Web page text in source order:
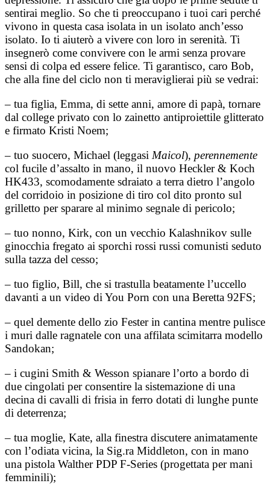
sentirai meglio. So che ti preoccupano i tuoi cari perché
vivono in questa casa isolata in un isolato anch’esso
isolato. Io ti aiuterò a vivere con loro in serenità. Ti
insegnerò come convivere con le armi senza provare
sensi di colpa ed essere felice. Ti garantisco, caro Bob,
che alla fine del ciclo non ti meraviglierai più se vedrai:
– tua figlia, Emma, di sette anni, amore di papà, tornare
dal college privato con lo zainetto antiproiettile glitterato
e firmato Kristi Noem;
– tuo suocero, Michael (leggasi Maicol), perennemente
col fucile d’assalto in mano, il nuovo Heckler & Koch
HK433, scomodamente sdraiato a terra dietro l’angolo
del corridoio in posizione di tiro col dito pronto sul
grilletto per sparare al minimo segnale di pericolo;
– tuo nonno, Kirk, con un vecchio Kalashnikov sulle
ginocchia fregato ai sporchi rossi russi comunisti seduto
sulla tazza del cesso;
– tuo figlio, Bill, che si trastulla beatamente l’uccello
davanti a un video di You Porn con una Beretta 92FS;
– quel demente dello zio Fester in cantina mentre pulisce
i muri dalle ragnatele con una affilata scimitarra modello
Sandokan;
– i cugini Smith & Wesson spianare l’orto a bordo di
due cingolati per consentire la sistemazione di una
decina di cavalli di frisia in ferro dotati di lunghe punte
di deterrenza;
– tua moglie, Kate, alla finestra discutere animatamente
con l’odiata vicina, la Sig.ra Middleton, con in mano
una pistola Walther PDP F-Series (progettata per mani
femminili);